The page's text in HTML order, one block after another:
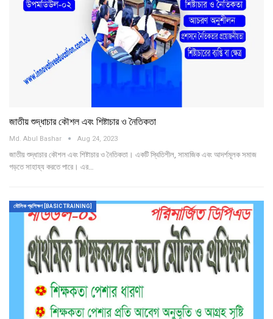
জাতীয় শুদ্ধাচার কৌশল এবং শিষ্টাচার ও নৈতিকতা
Md. Abul Bashar Aug 24, 2023
জাতীয় শুদ্ধাচার কৌশল এবং শিষ্টাচার ও নৈতিকতা। একটি স্থিতিশীল, সামাজিক এবং আদর্শমূলক সমাজ
গড়তে সাহায্য করতে পারে। এর…
মৌলিক প্রশিক্ষণ [BASIC TRAINING]